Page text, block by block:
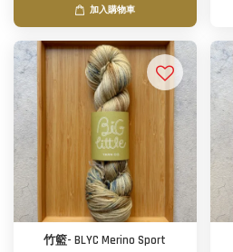
加入購物車
竹籃- BLYC Merino Sport